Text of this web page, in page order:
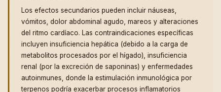
Los efectos secundarios pueden incluir náuseas,
vómitos, dolor abdominal agudo, mareos y alteraciones
del ritmo cardíaco. Las contraindicaciones específicas
incluyen insuficiencia hepática (debido a la carga de
metabolitos procesados por el hígado), insuficiencia
renal (por la excreción de saponinas) y enfermedades
autoinmunes, donde la estimulación inmunológica por
terpenos podría exacerbar procesos inflamatorios